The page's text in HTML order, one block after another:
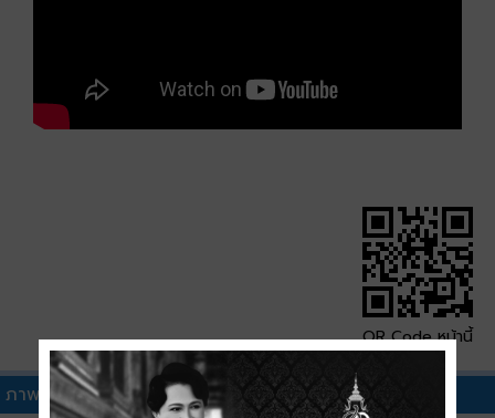
QR Code หน้านี้
ภาพวิดีทัศน์อื่นๆ